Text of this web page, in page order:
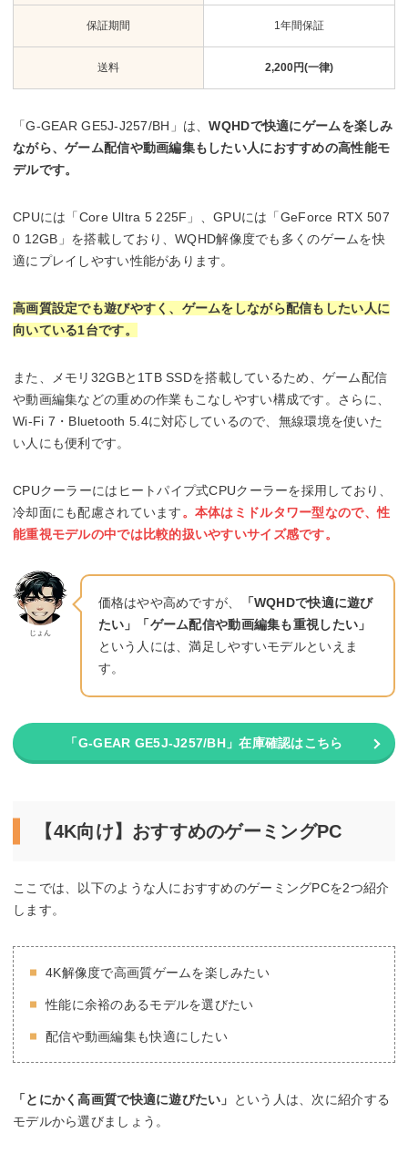
保証期間 1年間保証
送料 2,200円(一律)
「G-GEAR GE5J-J257/BH」は、WQHDで快適にゲームを楽しみ
ながら、ゲーム配信や動画編集もしたい人におすすめの高性能モ
デルです。
CPUには「Core Ultra 5 225F」、GPUには「GeForce RTX 507
0 12GB」を搭載しており、WQHD解像度でも多くのゲームを快
適にプレイしやすい性能があります。
高画質設定でも遊びやすく、ゲームをしながら配信もしたい人に
向いている1台です。
また、メモリ32GBと1TB SSDを搭載しているため、ゲーム配信
や動画編集などの重めの作業もこなしやすい構成です。さらに、
Wi-Fi 7・Bluetooth 5.4に対応しているので、無線環境を使いた
い人にも便利です。
CPUクーラーにはヒートパイプ式CPUクーラーを採用しており、
冷却面にも配慮されています。本体はミドルタワー型なので、性
能重視モデルの中では比較的扱いやすいサイズ感です。
じょん
価格はやや高めですが、
「WQHDで快適に遊び
たい」「ゲーム配信や動画編集も重視したい」
という人には、満足しやすいモデルといえま
す。
「G-GEAR GE5J-J257/BH」在庫確認はこちら
【4K向け】おすすめのゲーミングPC
ここでは、以下のような人におすすめのゲーミングPCを2つ紹介
します。
4K解像度で高画質ゲームを楽しみたい
性能に余裕のあるモデルを選びたい
配信や動画編集も快適にしたい
「とにかく高画質で快適に遊びたい」
という人は、次に紹介する
モデルから選びましょう。